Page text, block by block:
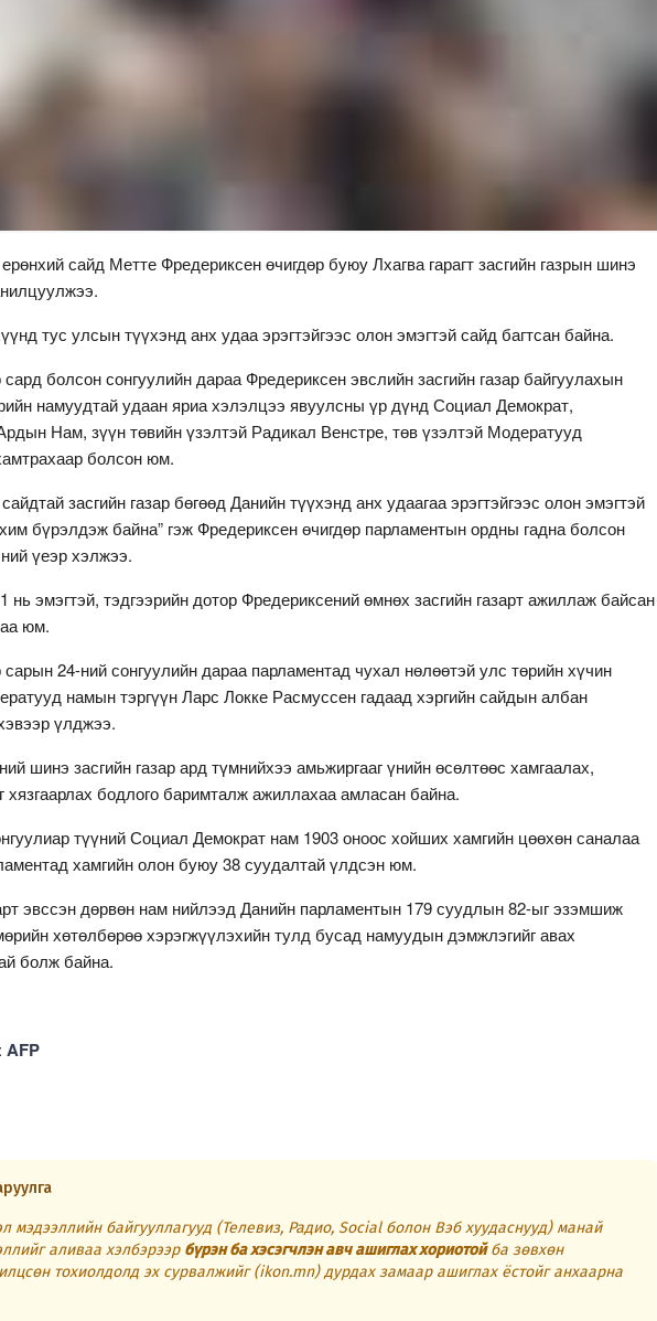
сайд Метте Фредериксен өчигдөр буюу Лхагва гарагт засгийн газрын шинэ
тус улсын түүхэнд анх удаа эрэгтэйгээс олон эмэгтэй сайд багтсан байна.
сард болсон сонгуулийн дараа Фредериксен эвслийн засгийн газар байгуулахын
намуудтай удаан яриа хэлэлцээ явуулсны үр дүнд Социал Демократ,
Нам, зүүн төвийн үзэлтэй Радикал Венстре, төв үзэлтэй Модератууд
болсон юм.
засгийн газар бөгөөд Данийн түүхэнд анх удаагаа эрэгтэйгээс олон эмэгтэй
бүрэлдэж байна” гэж Фредериксен өчигдөр парламентын ордны гадна болсон
үеэр хэлжээ.
нь эмэгтэй, тэдгээрийн дотор Фредериксений өмнөх засгийн газарт ажиллаж байсан
юм.
сарын 24-ний сонгуулийн дараа парламентад чухал нөлөөтэй улс төрийн хүчин
намын тэргүүн Ларс Локке Расмуссен гадаад хэргийн сайдын албан
үлджээ.
шинэ засгийн газар ард түмнийхээ амьжиргааг үнийн өсөлтөөс хамгаалах,
хязгаарлах бодлого баримталж ажиллахаа амласан байна.
түүний Социал Демократ нам 1903 оноос хойших хамгийн цөөхөн саналаа
хамгийн олон буюу 38 суудалтай үлдсэн юм.
эвссэн дөрвөн нам нийлээд Данийн парламентын 179 суудлын 82-ыг эзэмшиж
хөтөлбөрөө хэрэгжүүлэхийн тулд бусад намуудын дэмжлэгийг авах
болж байна.
AFP
мэдээллийн байгууллагууд (Телевиз, Радио, Social болон Вэб хуудаснууд) манай
аливаа хэлбэрээр бүрэн ба хэсэгчлэн авч ашиглах хориотойба зөвхөн
тохиолдолд эх сурвалжийг (ikon.mn) дурдах замаар ашиглах ёстойг анхаарна